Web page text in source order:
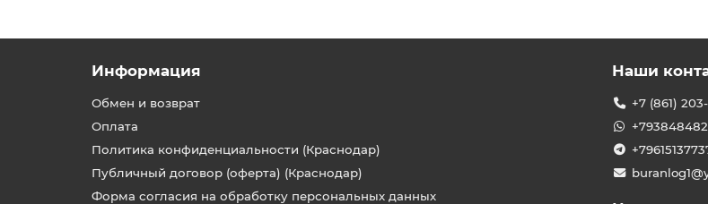
Информация
Обмен и возврат
Оплата
Политика конфиденциальности (Краснодар)
Публичный договор (оферта) (Краснодар)
Форма согласия на обработку персональных данных
Наши
+7 (861)